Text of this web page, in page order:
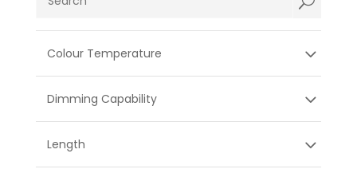
Colour Temperature
Dimming Capability
Length